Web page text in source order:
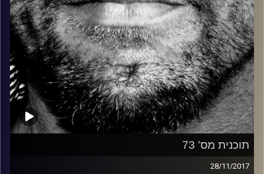
תוכנית מס' 73
28/11/2017